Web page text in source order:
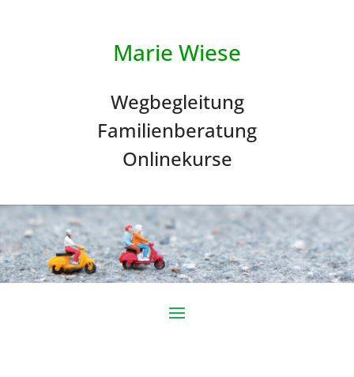
Marie Wiese
Wegbegleitung
Familienberatung
Onlinekurse